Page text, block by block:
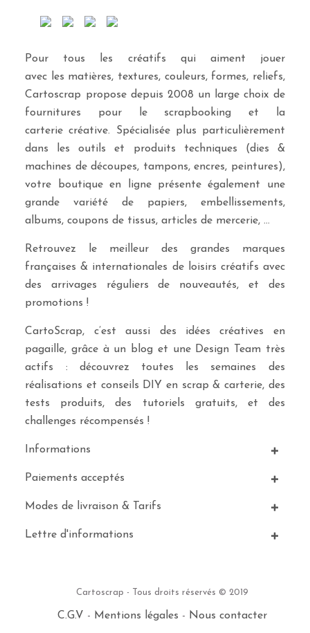
Pour tous les créatifs qui aiment jouer
avec les matières, textures, couleurs, formes, reliefs,
Cartoscrap propose depuis 2008 un large choix de
fournitures pour le scrapbooking et la
carterie créative. Spécialisée plus particulièrement
dans les outils et produits techniques (dies &
machines de découpes, tampons, encres, peintures),
votre boutique en ligne présente également une
grande variété de papiers, embellissements,
albums, coupons de tissus, articles de mercerie, …
Retrouvez le meilleur des grandes marques
françaises & internationales de loisirs créatifs avec
des arrivages réguliers de nouveautés, et des
promotions !
CartoScrap, c’est aussi des idées créatives en
pagaille, grâce à un blog et une Design Team très
actifs : découvrez toutes les semaines des
réalisations et conseils DIY en scrap & carterie, des
tests produits, des tutoriels gratuits, et des
challenges récompensés !
Informations
Paiements acceptés
Modes de livraison & Tarifs
Lettre d'informations
Cartoscrap - Tous droits réservés © 2019
C.G.V - Mentions légales - Nous contacter